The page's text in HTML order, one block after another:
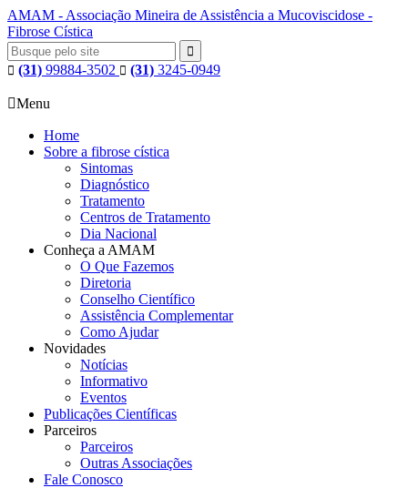
AMAM - Associação Mineira de Assistência a Mucoviscidose -
Fibrose Cística

 (31) 99884-3502  (31) 3245-0949
Menu
Home
Sobre a fibrose cística
Sintomas
Diagnóstico
Tratamento
Centros de Tratamento
Dia Nacional
Conheça a AMAM
O Que Fazemos
Diretoria
Conselho Científico
Assistência Complementar
Como Ajudar
Novidades
Notícias
Informativo
Eventos
Publicações Científicas
Parceiros
Parceiros
Outras Associações
Fale Conosco